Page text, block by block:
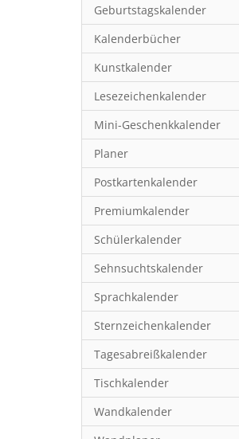
Geburtstagskalender
Kalenderbücher
Kunstkalender
Lesezeichenkalender
Mini-Geschenkkalender
Planer
Postkartenkalender
Premiumkalender
Schülerkalender
Sehnsuchtskalender
Sprachkalender
Sternzeichenkalender
Tagesabreißkalender
Tischkalender
Wandkalender